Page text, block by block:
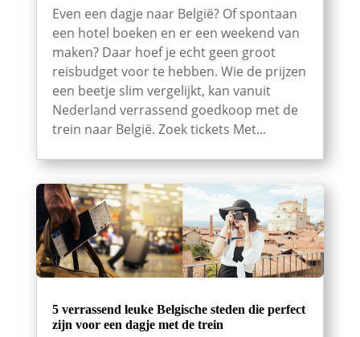
Even een dagje naar België? Of spontaan
een hotel boeken en er een weekend van
maken? Daar hoef je echt geen groot
reisbudget voor te hebben. Wie de prijzen
een beetje slim vergelijkt, kan vanuit
Nederland verrassend goedkoop met de
trein naar België. Zoek tickets Met...
5 verrassend leuke Belgische steden die perfect
zijn voor een dagje met de trein